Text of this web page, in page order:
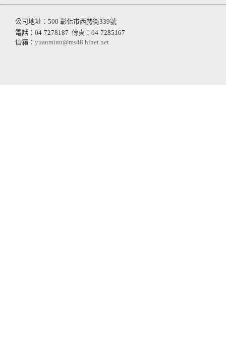
公司地址：500 彰化市西勢街339號
電話：04-7278187 傳真：04-7285167
信箱： yuanminn@ms48.hinet.net